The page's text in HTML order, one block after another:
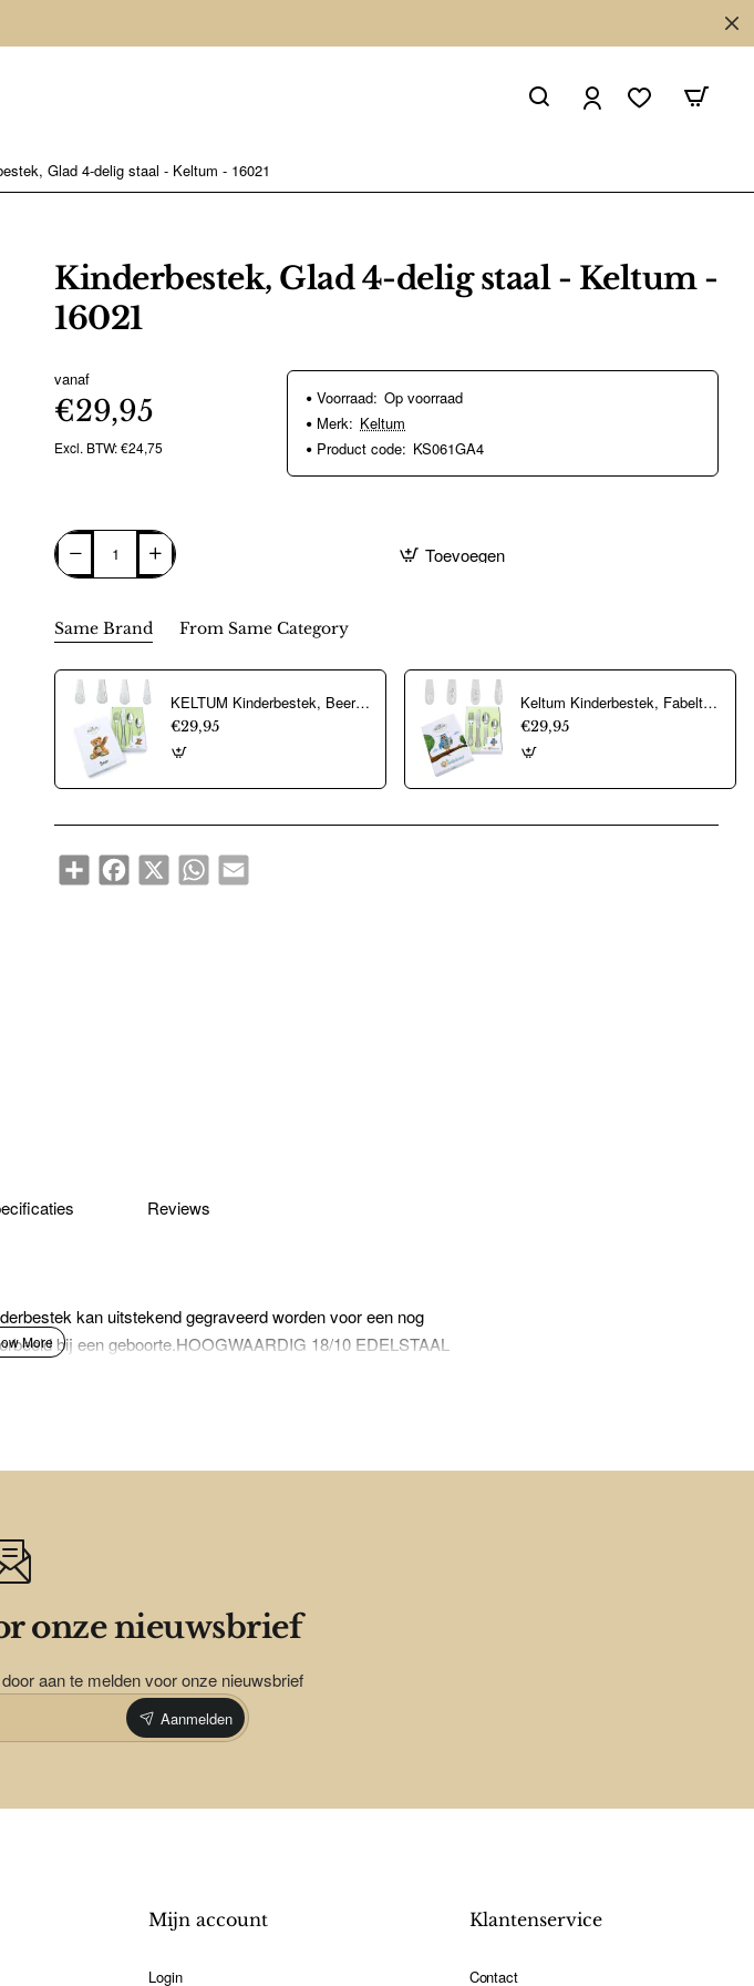
Glad 4-delig staal - Keltum - 16021
Kinderbestek, Glad 4-delig staal - Keltum -
16021
vanaf
€29,95
Excl. BTW: €24,75
Voorraad: Op voorraad
Merk: Keltum
Product code: KS061GA4
Toevoegen
Same Brand From Same Category
KELTUM Kinderbestek, Beer 4dlg - RVS - 22420
€29,95
Keltum Kinderbestek, Fabeltjeskrant - RVS - 17217
€29,95
ShareFacebook
X WhatsAppEmail
Reviews
kan uitstekend gegraveerd worden voor een nog
bij een geboorte.HOOGWAARDIG 18/10 EDELSTAAL
onze nieuwsbrief
aan te melden voor onze nieuwsbrief
Aanmelden
Mijn account
Login
Klantenservice
Contact